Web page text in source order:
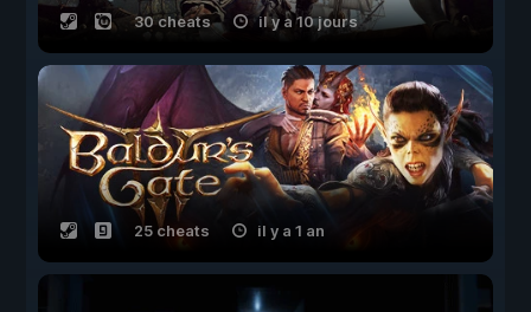
30 cheats il y a 10 jours
25 cheats il y a 1 an